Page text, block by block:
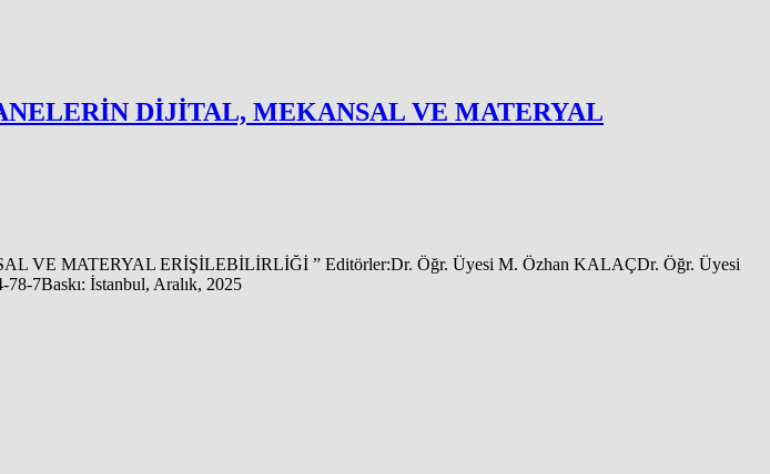
DİJİTAL, MEKANSAL VE MATERYAL
MATERYAL ERİŞİLEBİLİRLİĞİ ” Editörler:Dr. Öğr. Üyesi M. Özhan KALAÇDr. Öğr. Üyesi
7Baskı: İstanbul, Aralık, 2025